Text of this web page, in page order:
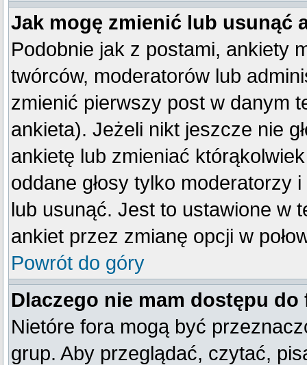
Jak mogę zmienić lub usunąć
Podobnie jak z postami, ankiety
twórców, moderatorów lub
zmienić pierwszy post w danym
ankieta). Jeżeli nikt jeszcze nie
ankietę lub zmieniać
oddane głosy tylko moderatorzy
lub usunąć. Jest to ustawione w
ankiet przez zmianę opcji w
Powrót do góry
Dlaczego nie mam dostępu do
Nietóre fora mogą być
grup. Aby przeglądać, czytać,